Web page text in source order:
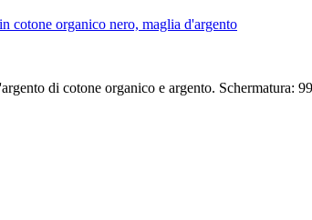
di cotone organico e argento.